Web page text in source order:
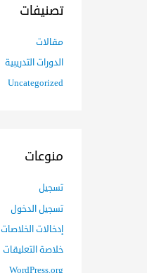
تصنيفات
مقالات
الدورات التدريبية
Uncategorized
منوعات
تسجيل
تسجيل الدخول
إدخالات الخلاصات Feed
خلاصة التعليقات
WordPress.org